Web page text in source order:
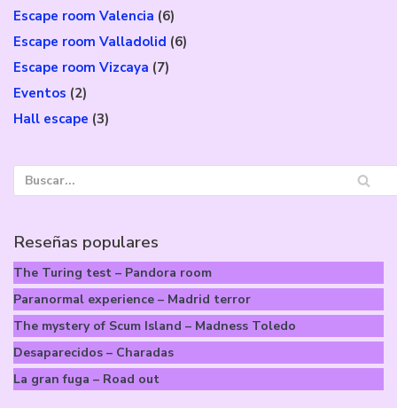
Escape room Valencia (6)
Escape room Valladolid (6)
Escape room Vizcaya (7)
Eventos (2)
Hall escape (3)
Reseñas populares
The Turing test – Pandora room
Paranormal experience – Madrid terror
The mystery of Scum Island – Madness Toledo
Desaparecidos – Charadas
La gran fuga – Road out